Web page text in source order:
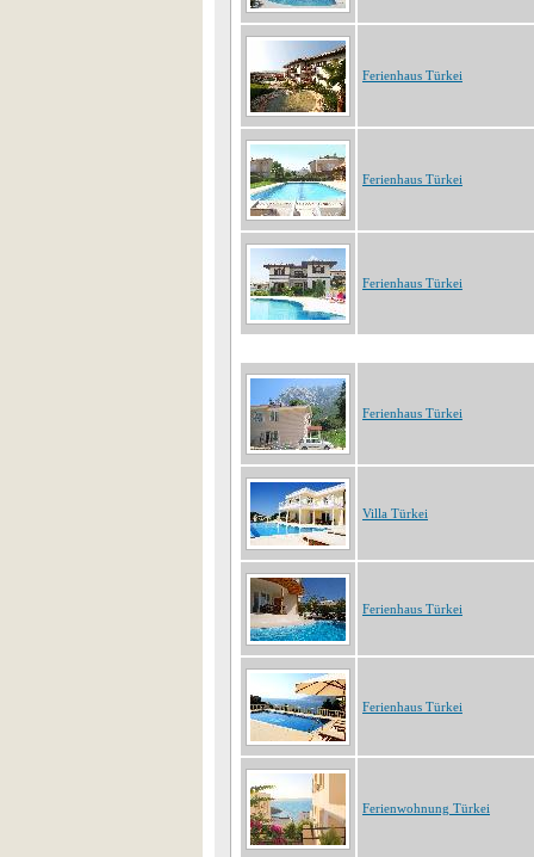
Ferienhaus Türkei
Ferienhaus Türkei
Ferienhaus Türkei
Ferienhaus Türkei
Villa Türkei
Ferienhaus Türkei
Ferienhaus Türkei
Ferienwohnung Türkei